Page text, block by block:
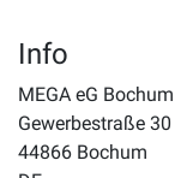
Info
MEGA eG Bochum
Gewerbestraße 30
44866 Bochum